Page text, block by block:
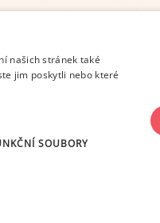
našich stránek také
jim poskytli nebo které
SOUBORY